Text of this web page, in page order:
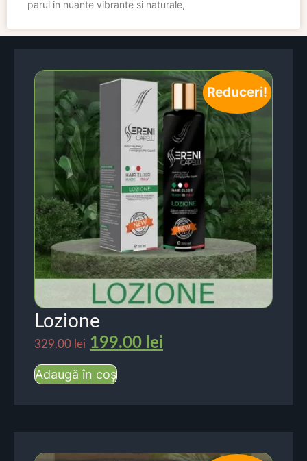
parul in nuante vibrante si naturale,
Reduceri!
Lozione
329.00lei 199.00 lei
Adaugă în coș